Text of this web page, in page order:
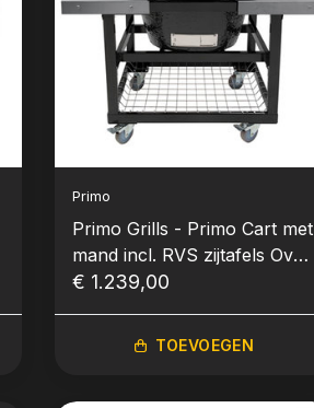
Primo
Primo Grills - Primo Cart met
mand incl. RVS zijtafels Oval
LG & XL
€ 1.239,00
TOEVOEGEN